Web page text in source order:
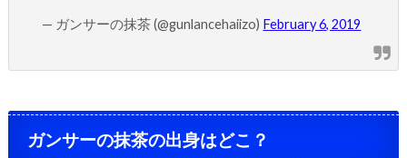
— ガンサーの抹茶 (@gunlancehaiizo) February 6, 2019
ガンサーの抹茶の出身はどこ？